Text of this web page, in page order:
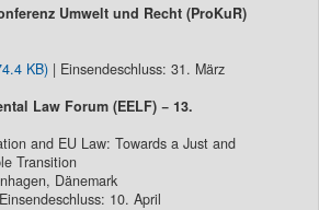
Umwelt und Recht (ProKuR)
KB) | Einsendeschluss: 31. März
Law Forum (EELF) − 13.
and EU Law: Towards a Just and
Transition
Dänemark
10. April